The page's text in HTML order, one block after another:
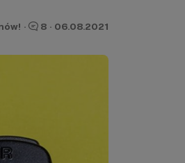
· 8 · 06.08.2021